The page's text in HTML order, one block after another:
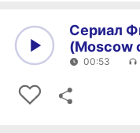
Сериал
(Moscow
00:53